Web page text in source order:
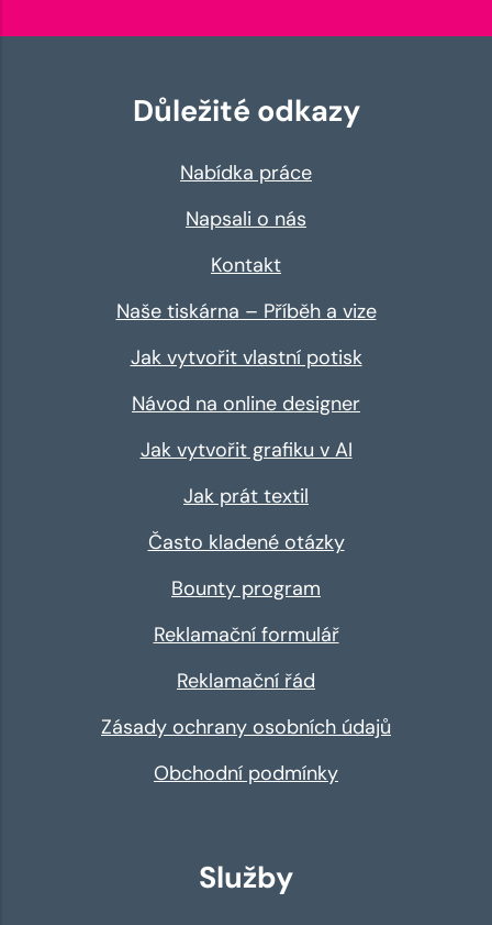
Důležité odkazy
Nabídka práce
Napsali o nás
Kontakt
Naše tiskárna – Příběh a vize
Jak vytvořit vlastní potisk
Návod na online designer
Jak vytvořit grafiku v AI
Jak prát textil
Často kladené otázky
Bounty program
Reklamační formulář
Reklamační řád
Zásady ochrany osobních údajů
Obchodní podmínky
Služby